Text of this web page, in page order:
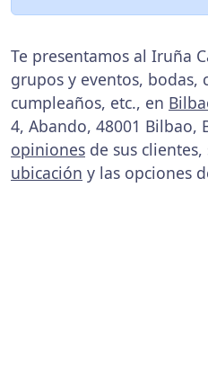
Te presentamos al Iruña
grupos y eventos, bodas,
cumpleaños, etc., en
4, Abando, 48001 Bilbao,
opiniones de sus
ubicación y las opciones